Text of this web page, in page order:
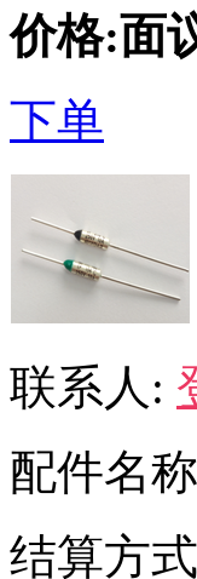
价格:面
下单
联系人:
配件名
结算方